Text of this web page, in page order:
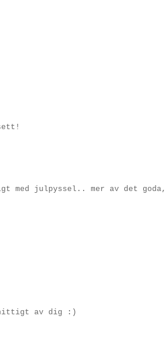
med julpyssel.. mer av det
hittigt av dig :)